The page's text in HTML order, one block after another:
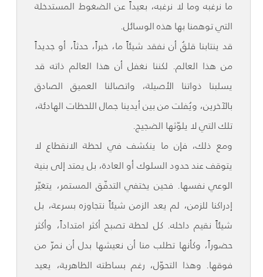
ما نرغبه وما لا نرغبه، بعيداً عن الضغوط المستدخلة
التي توهمنا بها هذه الوسائل.
قد ينتابنا قلقُ أن نفقد شيئاً ما، خبراً، حدثاً، أو جديداً
من هذا العالم. لكننا نغفل أن هذا العالم ذاته قد
يسلبنا ذواتنا الأصيلة، واتصالنا العميق الصادق
بالآخرين، ويُفلت من بين أيدينا جمال اللحظات الهادئة،
تلك التي لا يلوّثها الضجيج.
ومع ذلك، فإن ما ينكشف في لحظة الانقطاع لا
يتوقف عند حدود السلوك أو العادة، بل يمتد إلى بنية
الوعي نفسها. فحين يختفي التدفّق المستمر، يتغيّر
إدراكنا للزمن، لم يعد الزمن شيئاً نتجاوزه بسرعة، بل
شيئاً نقيم داخله. كل لحظة تصبح أكثر امتداداً، وأكثر
حضوراً، وكأنها تطلب منا أن نعيشها بدل أن نمرّ من
فوقها. وهذا التحوّل، رغم بساطته الظاهرية، يعيد